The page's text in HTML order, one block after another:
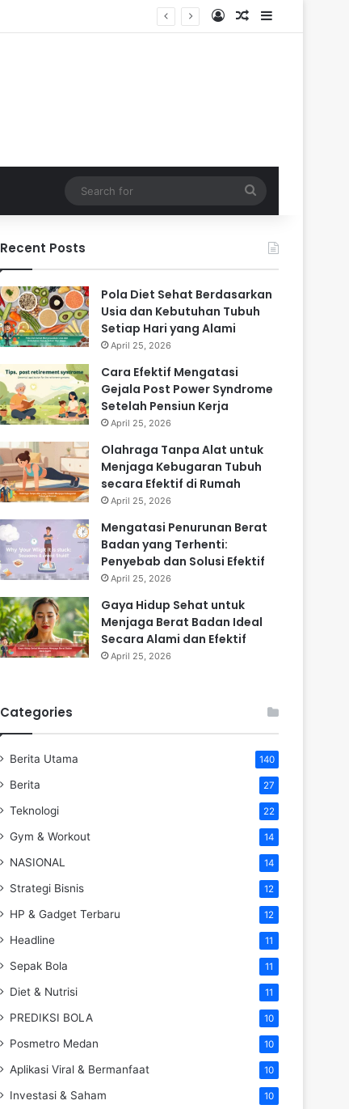
Log InRandom Article
Sidebar
for
Recent Posts
Pola Diet Sehat Berdasarkan
Usia dan Kebutuhan Tubuh
Setiap Hari yang Alami
April 25, 2026
Cara Efektif Mengatasi
Gejala Post Power Syndrome
Setelah Pensiun Kerja
April 25, 2026
Olahraga Tanpa Alat untuk
Menjaga Kebugaran Tubuh
secara Efektif di Rumah
April 25, 2026
Mengatasi Penurunan Berat
Badan yang Terhenti:
Penyebab dan Solusi Efektif
April 25, 2026
Gaya Hidup Sehat untuk
Menjaga Berat Badan Ideal
Secara Alami dan Efektif
April 25, 2026
Categories
Berita Utama 140
Berita 27
Teknologi 22
Gym & Workout 14
NASIONAL 14
Strategi Bisnis 12
HP & Gadget Terbaru 12
Headline 11
Sepak Bola 11
Diet & Nutrisi 11
PREDIKSI BOLA 10
Posmetro Medan 10
Aplikasi Viral & Bermanfaat 10
Investasi & Saham 10